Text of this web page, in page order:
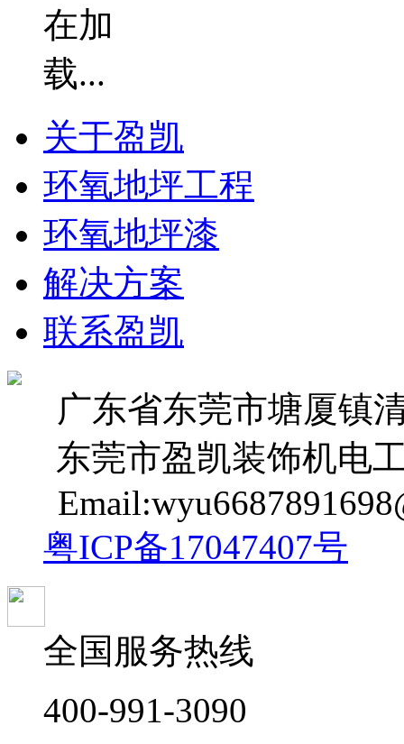
关于盈凯
环氧地坪工程
环氧地坪漆
解决方案
联系盈凯
广东省东莞市塘厦镇
东莞市盈凯装饰机电
粤ICP备17047407号
全国服务热线
400-991-3090